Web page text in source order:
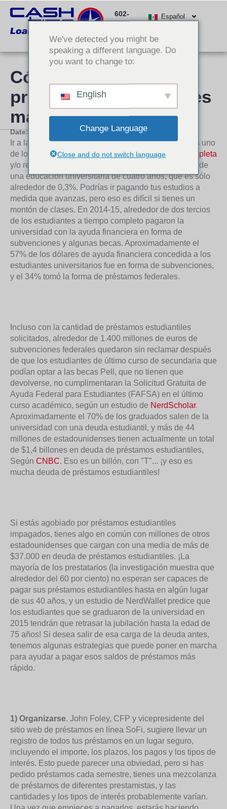
contenido
602-
3000
Español
Cómo pagar sus
préstamos estudiantiles
más rápido
Date: 8 de noviembre de 2017
Ir a la universidad puede ser caro, a menos que seas uno
de los pocos afortunados que consiga unabeca completa
y/o recibir suficientes becas para cubrir el coste total de
una educación universitaria de cuatro años, que es sólo
alrededor de 0,3%. Podrías ir pagando tus estudios a
medida que avanzas, pero eso es difícil si tienes un
montón de clases. En 2014-15, alrededor de dos tercios
de los estudiantes a tiempo completo pagaron la
universidad con la ayuda financiera en forma de
subvenciones y algunas becas. Aproximadamente el
57% de los dólares de ayuda financiera concedida a los
estudiantes universitarios fue en forma de subvenciones,
y el 34% tomó la forma de préstamos federales.
Incluso con la cantidad de préstamos estudiantiles
solicitados, alrededor de 1.400 millones de euros de
subvenciones federales quedaron sin reclamar después
de que los estudiantes de último curso de secundaria que
podían optar a las becas Pell, que no tienen que
devolverse, no cumplimentaran la Solicitud Gratuita de
Ayuda Federal para Estudiantes (FAFSA) en el último
curso académico, según un estudio de NerdScholar.
Aproximadamente el 70% de los graduados salen de la
universidad con una deuda estudiantil, y más de 44
millones de estadounidenses tienen actualmente un total
de $1,4 billones en deuda de préstamos estudiantiles,
Según CNBC. Eso es un billón, con "T"... ¡y eso es
mucha deuda de préstamos estudiantiles!
Si estás agobiado por préstamos estudiantiles
impagados, tienes algo en común con millones de otros
estadounidenses que cargan con una media de más de
$37.000 en deuda de préstamos estudiantiles. ¡La
mayoría de los prestatarios (la investigación muestra que
alrededor del 60 por ciento) no esperan ser capaces de
pagar sus préstamos estudiantiles hasta en algún lugar
de sus 40 años, y un estudio de NerdWallet predice que
los estudiantes que se graduaron de la universidad en
2015 tendrán que retrasar la jubilación hasta la edad de
75 años! Si desea salir de esa carga de la deuda antes,
tenemos algunas estrategias que puede poner en marcha
para ayudar a pagar esos saldos de préstamos más
rápido.
1) Organizarse. John Foley, CFP y vicepresidente del
sitio web de préstamos en línea SoFi, sugiere llevar un
registro de todos tus préstamos en un lugar seguro,
incluyendo el importe, los plazos, los pagos y los tipos de
interés. Esto puede parecer una obviedad, pero si has
pedido préstamos cada semestre, tienes una mezcolanza
de préstamos de diferentes prestamistas, y las
cantidades y los tipos de interés probablemente varían.
We've detected you might be
speaking a different language. Do
you want to change to:
English
Change Language
Close and do not switch language